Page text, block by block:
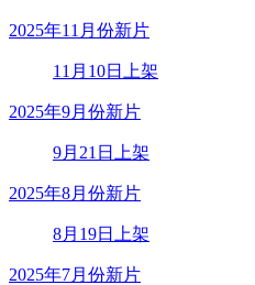
2025年11月份新片
11月10日上架
2025年9月份新片
9月21日上架
2025年8月份新片
8月19日上架
2025年7月份新片